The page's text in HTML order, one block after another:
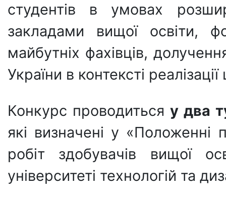
студентів в умовах
закладами вищої освіти,
майбутніх фахівців,
України в контексті реалізації
Конкурс проводиться у два
які визначені у
робіт здобувачів вищої
університеті технологій та